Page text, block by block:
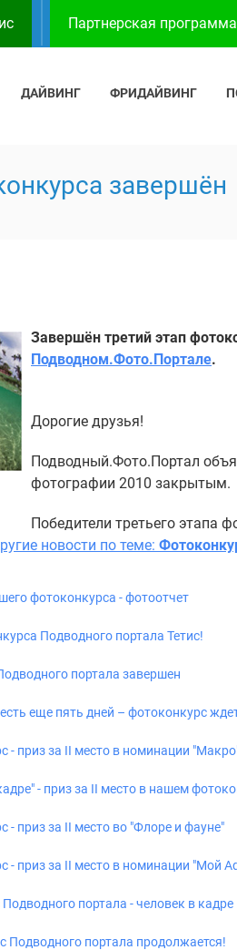
Партнерская
ДАЙВИНГ ФРИДАЙВИНГ
завершён
Завершён третий этап
Подводном.Фото.Портале.
Дорогие друзья!
Подводный.Фото.Портал
фотографии 2010 закрытым.
Победители третьего этапа
новости по теме:
фотоконкурса - фотоотчет
Подводного портала Тетис!
портала завершен
еще пять дней – фотоконкурс
- приз за II место в номинации
- приз за II место в нашем
- приз за II место во "Флоре и фауне"
- приз за II место в номинации "Мой
портала - человек в кадре
Подводного портала продолжается!